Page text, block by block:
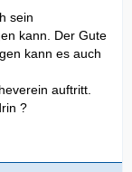
sein
kann. Der Gute
kann es auch
auftritt.
?